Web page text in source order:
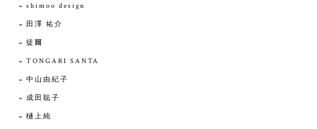
shimoo design
田澤 祐介
徒爾
TONGARI SANTA
中山由紀子
成田聡子
樋上純